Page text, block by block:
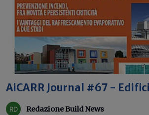
AiCARR Journal #67 -
Redazione Build News